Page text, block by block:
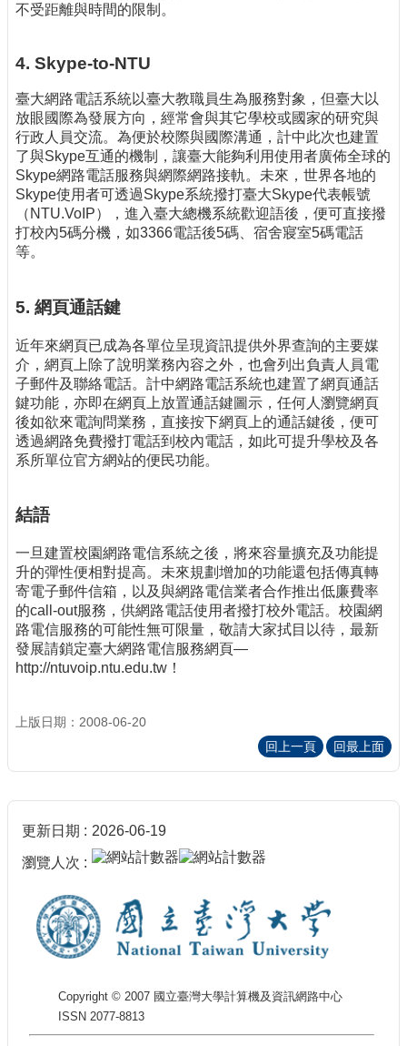
不受距離與時間的限制。
4. Skype-to-NTU
臺大網路電話系統以臺大教職員生為服務對象，但臺大以
放眼國際為發展方向，經常會與其它學校或國家的研究與
行政人員交流。為便於校際與國際溝通，計中此次也建置
了與Skype互通的機制，讓臺大能夠利用使用者廣佈全球的
Skype網路電話服務與網際網路接軌。未來，世界各地的
Skype使用者可透過Skype系統撥打臺大Skype代表帳號
（NTU.VoIP），進入臺大總機系統歡迎語後，便可直接撥
打校內5碼分機，如3366電話後5碼、宿舍寢室5碼電話
等。
5. 網頁通話鍵
近年來網頁已成為各單位呈現資訊提供外界查詢的主要媒
介，網頁上除了說明業務內容之外，也會列出負責人員電
子郵件及聯絡電話。計中網路電話系統也建置了網頁通話
鍵功能，亦即在網頁上放置通話鍵圖示，任何人瀏覽網頁
後如欲來電詢問業務，直接按下網頁上的通話鍵後，便可
透過網路免費撥打電話到校內電話，如此可提升學校及各
系所單位官方網站的便民功能。
結語
一旦建置校園網路電信系統之後，將來容量擴充及功能提
升的彈性便相對提高。未來規劃增加的功能還包括傳真轉
寄電子郵件信箱，以及與網路電信業者合作推出低廉費率
的call-out服務，供網路電話使用者撥打校外電話。校園網
路電信服務的可能性無可限量，敬請大家拭目以待，最新
發展請鎖定臺大網路電信服務網頁—
http://ntuvoip.ntu.edu.tw！
上版日期：2008-06-20
回上一頁
回最上面
更新日期 2026-06-19
瀏覽人次
Copyright © 2007 國立臺灣大學計算機及資訊網路中心
ISSN 2077-8813